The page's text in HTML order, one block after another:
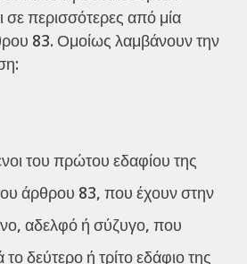
περισσότερες από μία
83. Ομοίως λαμβάνουν την
του πρώτου εδαφίου της
άρθρου 83, που έχουν στην
αδελφό ή σύζυγο, που
δεύτερο ή τρίτο εδάφιο της